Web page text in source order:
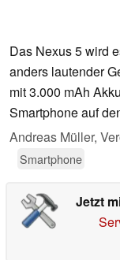
Das Nexus 5 wird
anders lautender
mit 3.000 mAh
Smartphone auf
Andreas Müller,
Smartphone
Jetzt